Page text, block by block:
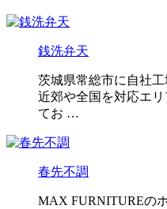
銭洗弁天
茨城県常総市に自社
近郊や全国を対応エ
てお …
春先不調
MAX FURNITUREの